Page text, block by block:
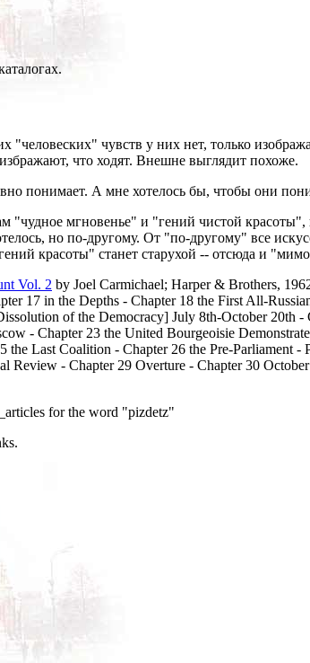
"человеских" чувств у них нет, только
что ходят. Внешне выглядит похоже.
понимает. А мне хотелось бы, чтобы они
"чудное мгновенье" и "гений чистой
но по-другому. От "по-другому" все
красоты" станет старухой -- отсюда и
Vol. 2 by Joel Carmichael; Harper & Brothers,
17 in the Depths - Chapter 18 the First All-
of the Democracy] July 8th-October 20th -
- Chapter 23 the United Bourgeoisie
Last Coalition - Chapter 26 the Pre-Parliament -
Review - Chapter 29 Overture - Chapter 30
for the word "pizdetz"